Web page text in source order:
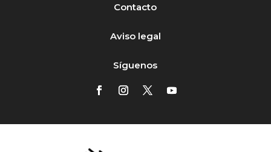
Contacto
Aviso legal
Síguenos